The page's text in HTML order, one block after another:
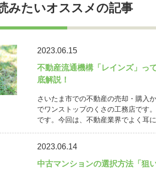
みたいオススメの記事
2023.06.15
不動産流通機構「レインズ」っ
底解説！
さいたま市での不動産の売却・購入
でワンストップのくさの工務店です
です。今回は、不動産業界でよく耳
2023.06.14
中古マンションの選択方法「狙